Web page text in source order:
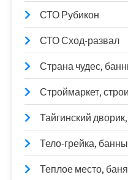
СТО Рубикон
СТО Сход-развал
Страна чудес,
Строймаркет,
Тайгинский
Тело-грейка,
Теплое место,